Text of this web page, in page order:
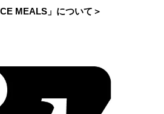
MEALS」について＞